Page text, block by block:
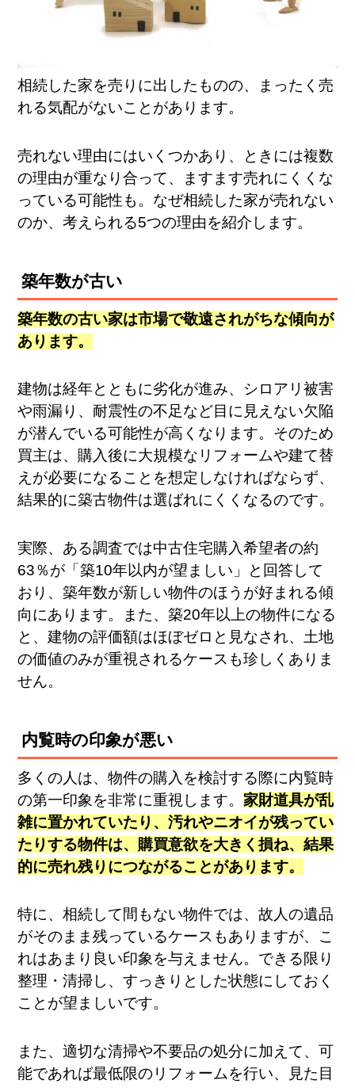
相続した家を売りに出したものの、まったく売
れる気配がないことがあります。
売れない理由にはいくつかあり、ときには複数
の理由が重なり合って、ますます売れにくくな
っている可能性も。なぜ相続した家が売れない
のか、考えられる5つの理由を紹介します。
築年数が古い
築年数の古い家は市場で敬遠されがちな傾向が
あります。
建物は経年とともに劣化が進み、シロアリ被害
や雨漏り、耐震性の不足など目に見えない欠陥
が潜んでいる可能性が高くなります​。そのため
買主は、購入後に大規模なリフォームや建て替
えが必要になることを想定しなければならず、
結果的に築古物件は選ばれにくくなるのです。
実際、ある調査では中古住宅購入希望者の約
63％が「築10年以内が望ましい」と回答して
おり、築年数が新しい物件のほうが好まれる傾
向にあります。また、築20年以上の物件になる
と、建物の評価額はほぼゼロと見なされ、土地
の価値のみが重視されるケースも珍しくありま
せん。
内覧時の印象が悪い
多くの人は、物件の購入を検討する際に内覧時
の第一印象を非常に重視します。家財道具が乱
雑に置かれていたり、汚れやニオイが残ってい
たりする物件は、購買意欲を大きく損ね、結果
的に売れ残りにつながることがあります​。
特に、相続して間もない物件では、故人の遺品
がそのまま残っているケースもありますが、こ
れはあまり良い印象を与えません。できる限り
整理・清掃し、すっきりとした状態にしておく
ことが望ましいです。
また、適切な清掃や不要品の処分に加えて、可
能であれば最低限のリフォームを行い、見た目